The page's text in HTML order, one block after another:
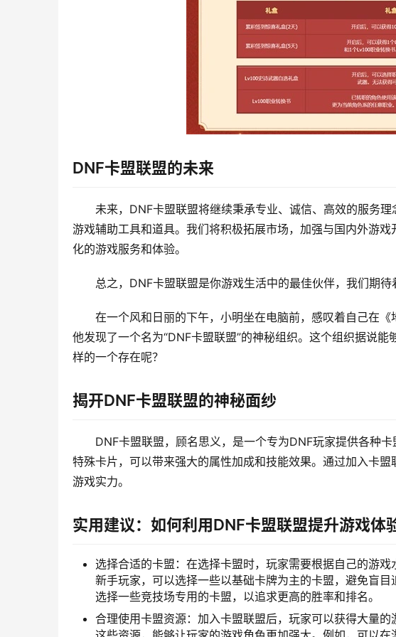
DNF卡盟联盟的未来
未来，DNF卡盟联盟将继续秉承专业、诚信、高效的服务
游戏辅助工具和道具。我们将积极拓展市场，加强与国内外游
化的游戏服务和体验。
总之，DNF卡盟联盟是你游戏生活中的最佳伙伴，我们期
在一个风和日丽的下午，小明坐在电脑前，感叹着自己在《
他发现了一个名为“DNF卡盟联盟”的神秘组织。这个组织据说
样的一个存在呢？
揭开DNF卡盟联盟的神秘面纱
DNF卡盟联盟，顾名思义，是一个专为DNF玩家提供各种
特殊卡片，可以带来强大的属性加成和技能效果。通过加入卡
游戏实力。
实用建议：如何利用DNF卡盟联盟提升游戏体
选择合适的卡盟：在选择卡盟时，玩家需要根据自己的游
新手玩家，可以选择一些以基础卡牌为主的卡盟，避免盲
选择一些竞技场专用的卡盟，以追求更高的胜率和排名。
合理使用卡盟资源：加入卡盟联盟后，玩家可以获得大量